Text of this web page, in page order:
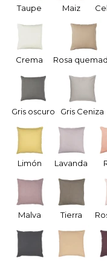
Taupe Maiz
Crema Rosa
Gris oscuro Gris Ceniza
Limón Lavanda
Malva Tierra